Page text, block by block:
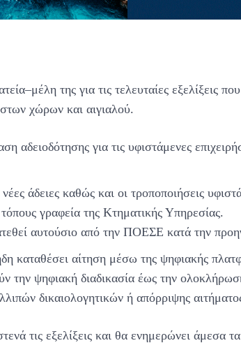
της για τις τελευταίες εξελίξεις
χώρων και αιγιαλού.
αδειοδότησης για τις υφιστάμενες
άδειες καθώς και οι τροποποιήσεις
γραφεία της Κτηματικής Υπηρεσίας.
αυτούσιο από την ΠΟΕΣΕ κατά την
καταθέσει αίτηση μέσω της ψηφιακής
την ψηφιακή διαδικασία έως την
δικαιολογητικών ή απόρριψης
τις εξελίξεις και θα ενημερώνει άμεσα